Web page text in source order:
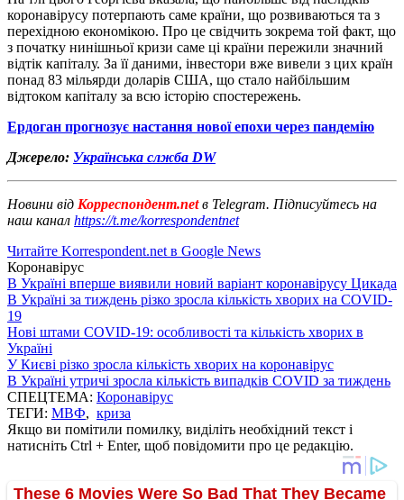
коронавірусу потерпають саме країни, що розвиваються та з
перехідною економікою. Про це свідчить зокрема той факт, що
з початку нинішньої кризи саме ці країни пережили значний
відтік капіталу. За її даними, інвестори вже вивели з цих країн
понад 83 мільярди доларів США, що стало найбільшим
відтоком капіталу за всю історію спостережень.
Ердоган прогнозує настання нової епохи через пандемію
Джерело: Українська слжба DW
Новини від Корреспондент.netв Telegram. Підписуйтесь на
наш канал https://t.me/korrespondentnet
Читайте Korrespondent.net в Google News
Коронавірус
В Україні вперше виявили новий варіант коронавірусу Цикада
В Україні за тиждень різко зросла кількість хворих на COVID-
19
Нові штами COVID-19: особливості та кількість хворих в
Україні
У Києві різко зросла кількість хворих на коронавірус
В Україні утричі зросла кількість випадків COVID за тиждень
СПЕЦТЕМА: Коронавірус
ТЕГИ: МВФ, криза
Якщо ви помітили помилку, виділіть необхідний текст і
натисніть Ctrl + Enter, щоб повідомити про це редакцію.